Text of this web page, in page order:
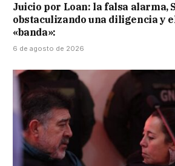
Juicio por Loan: la falsa alarma,
obstaculizando una diligencia y
«banda»:
6 de agosto de 2026